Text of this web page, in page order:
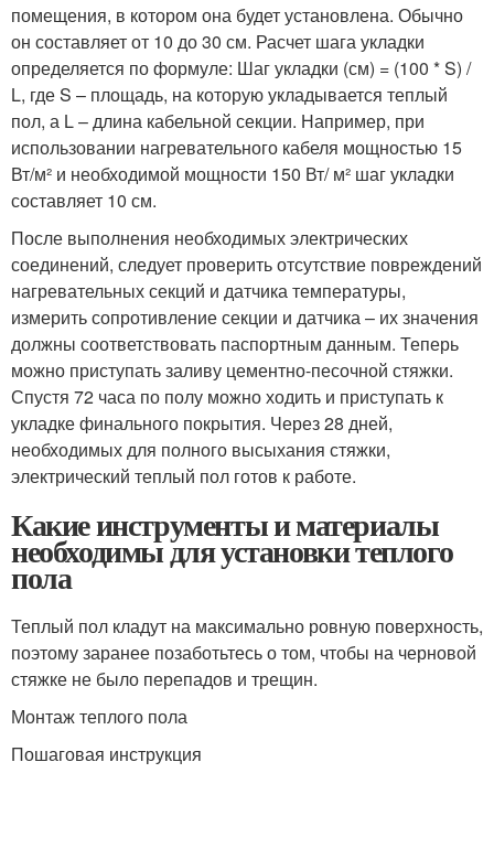
помещения, в котором она будет установлена. Обычно
он составляет от 10 до 30 см. Расчет шага укладки
определяется по формуле: Шаг укладки (см) = (100 * S) /
L, где S – площадь, на которую укладывается теплый
пол, а L – длина кабельной секции. Например, при
использовании нагревательного кабеля мощностью 15
Вт/м² и необходимой мощности 150 Вт/ м² шаг укладки
составляет 10 см.
После выполнения необходимых электрических
соединений, следует проверить отсутствие повреждений
нагревательных секций и датчика температуры,
измерить сопротивление секции и датчика – их значения
должны соответствовать паспортным данным. Теперь
можно приступать заливу цементно-песочной стяжки.
Спустя 72 часа по полу можно ходить и приступать к
укладке финального покрытия. Через 28 дней,
необходимых для полного высыхания стяжки,
электрический теплый пол готов к работе.
Какие инструменты и материалы
необходимы для установки теплого
пола
Теплый пол кладут на максимально ровную поверхность,
поэтому заранее позаботьтесь о том, чтобы на черновой
стяжке не было перепадов и трещин.
Монтаж теплого пола
Пошаговая инструкция